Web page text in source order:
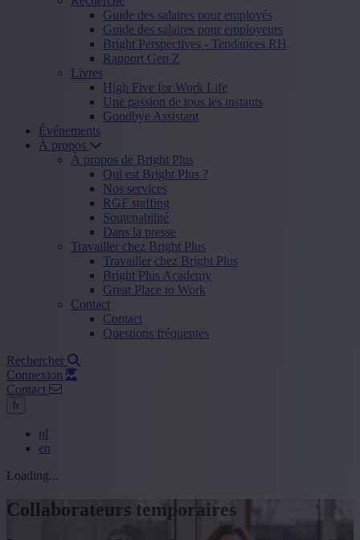
Guide des salaires pour employés
Guide des salaires pour employeurs
Bright Perspectives - Tendances RH
Rapport Gen Z
Livres
High Five for Work Life
Une passion de tous les instants
Goodbye Assistant
Événements
À propos
À propos de Bright Plus
Qui est Bright Plus ?
Nos services
RGF staffing
Soutenabilité
Dans la presse
Travailler chez Bright Plus
Travailler chez Bright Plus
Bright Plus Academy
Great Place to Work
Contact
Contact
Questions fréquentes
Rechercher
Connexion
Contact
fr
nl
en
Loading...
Collaborateurs temporaires